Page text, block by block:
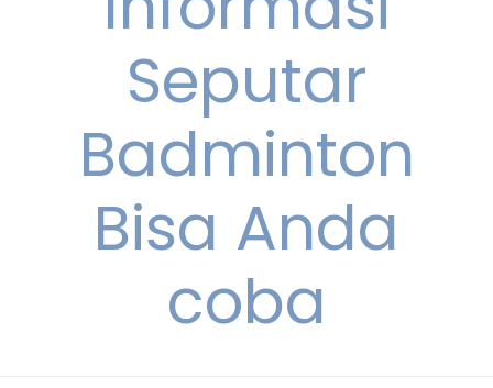
Seputar
Badminton
Bisa Anda
coba